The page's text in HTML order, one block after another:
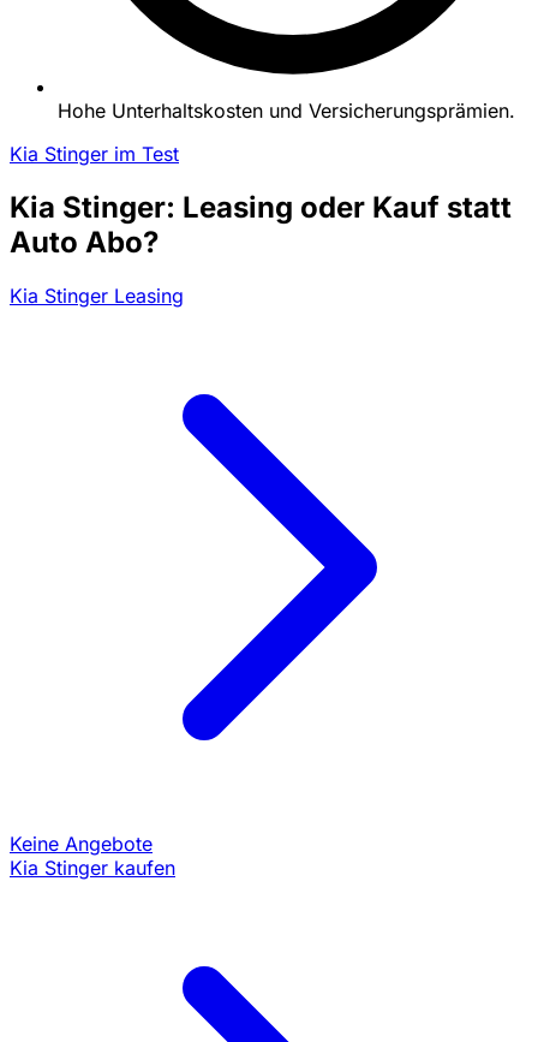
Hohe Unterhaltskosten und Versicherungsprämien.
Kia Stinger im Test
Kia Stinger: Leasing oder Kauf statt
Auto Abo?
Kia Stinger Leasing
Keine Angebote
Kia Stinger kaufen